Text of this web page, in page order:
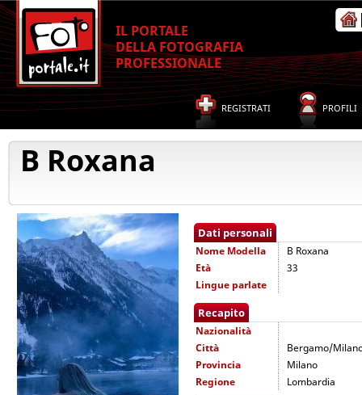
IL PORTALE
DELLA FOTOGRAFIA
PROFESSIONALE
REGISTRATI PROFILI
B Roxana
Dati personali
Nome Modella
B Roxana
Età
33
Lingue parlate
Recapito
Nazionalità
Città
Bergamo/
Provincia
Milano
Regione
Lombardia